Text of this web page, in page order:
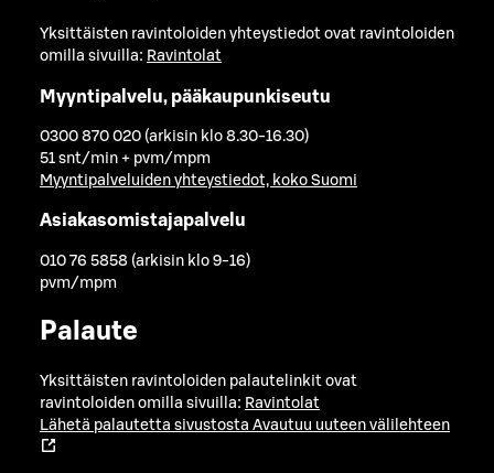
Yksittäisten ravintoloiden yhteystiedot ovat ravintoloiden
omilla sivuilla: Ravintolat
Myyntipalvelu, pääkaupunkiseutu
0300 870 020 (arkisin klo 8.30-16.30)
51 snt/min + pvm/mpm
Myyntipalveluiden yhteystiedot, koko Suomi
Asiakasomistajapalvelu
010 76 5858 (arkisin klo 9-16)
pvm/mpm
Palaute
Yksittäisten ravintoloiden palautelinkit ovat
ravintoloiden omilla sivuilla: Ravintolat
Lähetä palautetta sivustosta Avautuu uuteen välilehteen